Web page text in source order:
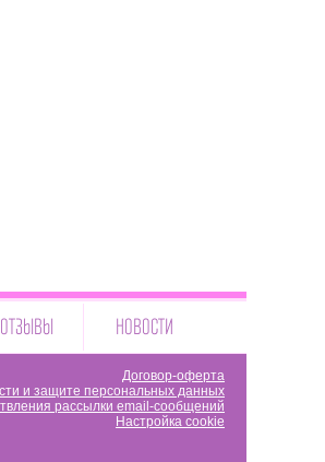
ОТЗЫВЫ НОВОСТИ
Договор-оферта
и защите персональных данных
рассылки email-сообщений
Настройка cookie